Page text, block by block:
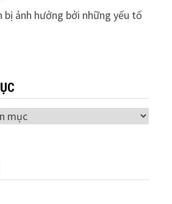
bị ảnh hưởng bởi những yếu tố